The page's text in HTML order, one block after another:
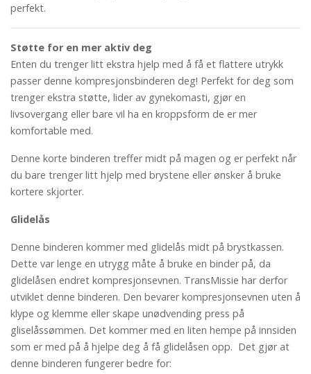
perfekt.
Støtte for en mer aktiv deg
Enten du trenger litt ekstra hjelp med å få et flattere utrykk
passer denne kompresjonsbinderen deg! Perfekt for deg som
trenger ekstra støtte, lider av gynekomasti, gjør en
livsovergang eller bare vil ha en kroppsform de er mer
komfortable med.
Denne korte binderen treffer midt på magen og er perfekt når
du bare trenger litt hjelp med brystene eller ønsker å bruke
kortere skjorter.
Glidelås
Denne binderen kommer med glidelås midt på brystkassen.
Dette var lenge en utrygg måte å bruke en binder på, da
glidelåsen endret kompresjonsevnen. TransMissie har derfor
utviklet denne binderen. Den bevarer kompresjonsevnen uten å
klype og klemme eller skape unødvending press på
gliselåssømmen. Det kommer med en liten hempe på innsiden
som er med på å hjelpe deg å få glidelåsen opp. Det gjør at
denne binderen fungerer bedre for: